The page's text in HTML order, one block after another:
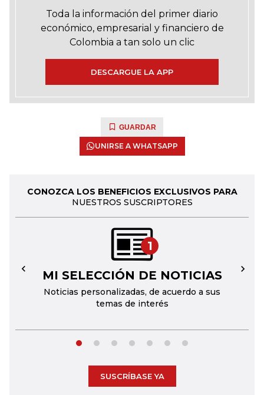
Toda la información del primer diario
económico, empresarial y financiero de
Colombia a tan solo un clic
DESCARGUE LA APP
GUARDAR
UNIRSE A WHATSAPP
CONOZCA LOS BENEFICIOS EXCLUSIVOS PARA
NUESTROS SUSCRIPTORES
1
MI SELECCIÓN DE NOTICIAS
Noticias personalizadas, de acuerdo a sus
temas de interés
← →
SUSCRÍBASE YA